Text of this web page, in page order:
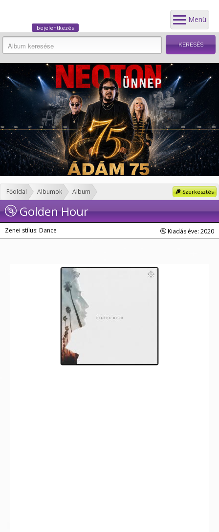
Menü
bejelentkezés
Szerkesztés
Főoldal Albumok Album
Golden Hour
Zenei stílus: Dance Kiadás éve: 2020